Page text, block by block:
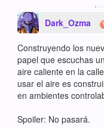
Dark_Ozma
Construyendo los
papel que escuchas
aire caliente en la
usar el aire es
en ambientes
Spoiler: No pasará.